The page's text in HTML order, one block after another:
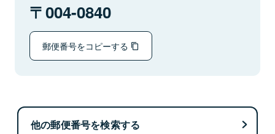
004-0840
郵便番号をコピーする
他の郵便番号を検索する